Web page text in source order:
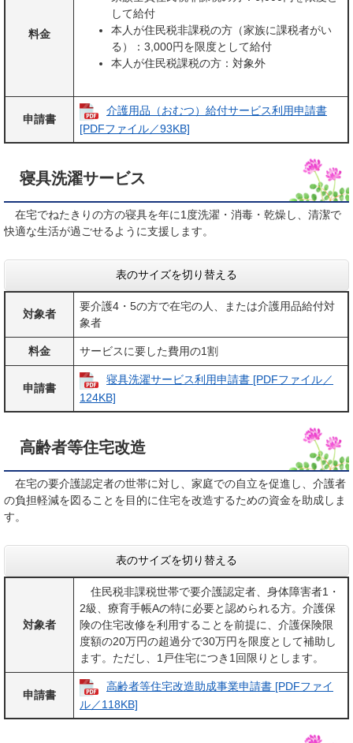
料金
して給付
本人が住民税非課税の方（家族に課税者がい
る）：3,000円を限度として給付
本人が住民税課税の方：対象外
申請書
介護用品（おむつ）給付サービス利用申請書
[PDFファイル／93KB]
寝具洗濯サービス
在宅でねたきりの方の寝具を年に1度洗濯・消毒・乾燥し、清潔で
快適な生活が過ごせるように支援します。
表のサイズを切り替える
対象者
要介護4・5の方で在宅の人、または介護用品給付対
象者
料金 サービスに要した費用の1割
申請書
寝具洗濯サービス利用申請書 [PDFファイル／
124KB]
高齢者等住宅改造
在宅の要介護認定者の世帯に対し、家庭での自立を促進し、介護者
の負担軽減を図ることを目的に住宅を改造するための資金を助成しま
す。
表のサイズを切り替える
対象者
住民税非課税世帯で要介護認定者、身体障害者1・
2級、療育手帳Aの特に必要と認められる方。介護保
険の住宅改修を利用することを前提に、介護保険限
度額の20万円の超過分で30万円を限度として補助し
ます。ただし、1戸住宅につき1回限りとします。
申請書
高齢者等住宅改造助成事業申請書 [PDFファイ
ル／118KB]